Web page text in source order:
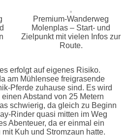
Premium-Wanderweg
Molenplas – Start- und
Zielpunkt mit vielen Infos zur
Route.
erfolgt auf eigenes Risiko.
am Mühlensee freigrasende
Pferde zuhause sind. Es wird
Abstand von 25 Metern
schwierig, da gleich zu Beginn
Rinder quasi mitten im Weg
Abenteuer, da er einmal ein
Kuh und Stromzaun hatte.